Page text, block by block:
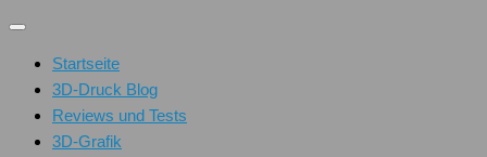
Unter
Inhalt
Startseite
3D-Druck Blog
Reviews und Tests
3D-Grafik